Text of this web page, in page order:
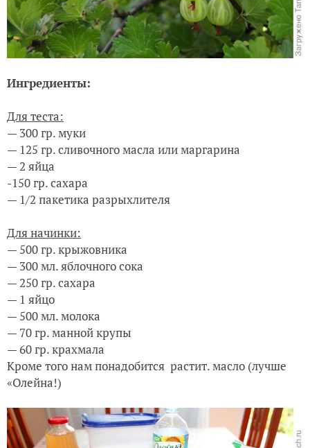
Ингредиенты:
Для теста:
— 300 гр. муки
— 125 гр. сливочного масла или маргарина
— 2 яйца
-150 гр. сахара
— 1/2 пакетика разрыхлителя
Для начинки:
— 500 гр. крыжовника
— 300 мл. яблочного сока
— 250 гр. сахара
— 1 яйцо
— 500 мл. молока
— 70 гр. манной крупы
— 60 гр. крахмала
Кроме того нам понадобится растит. масло (лучше
«Олейна!)